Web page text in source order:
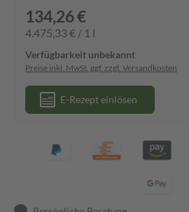
134,26 €
4.475,33 € / 1 l
Verfügbarkeit unbekannt
Preise inkl. MwSt. ggf. zzgl. Versandkosten
E-Rezept einlösen